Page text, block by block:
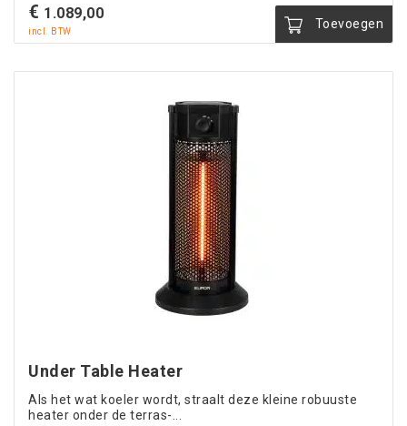
€ 1.089,00
incl. BTW
Toevoegen
Under Table Heater
Als het wat koeler wordt, straalt deze kleine robuuste
heater onder de terras-...